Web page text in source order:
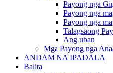
Payong nga
Payong nga
Payong nga
Talagsaong
Ang uban
Mga Payong nga
ANDAM NA IPADALA
Balita